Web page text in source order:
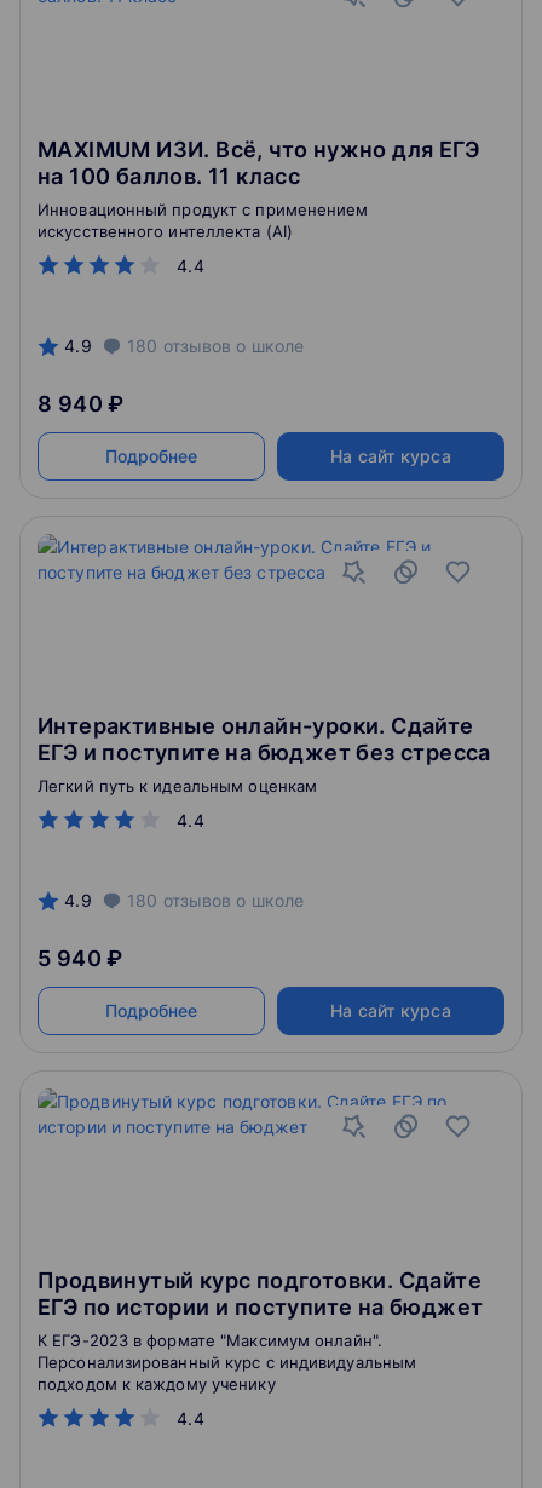
MAXIMUM ИЗИ. Всё, что нужно для ЕГЭ
на 100 баллов. 11 класс
4.4
Инновационный продукт с применением
искусственного интеллекта (AI)
4.9 180 отзывов о школе
8 940 ₽
Подробнее На сайт курса
Интерактивные онлайн-уроки. Сдайте
ЕГЭ и поступите на бюджет без стресса
4.4
Легкий путь к идеальным оценкам
4.9 180 отзывов о школе
5 940 ₽
Подробнее На сайт курса
Продвинутый курс подготовки. Сдайте
ЕГЭ по истории и поступите на бюджет
4.4
К ЕГЭ-2023 в формате "Максимум онлайн".
Персонализированный курс с индивидуальным
подходом к каждому ученику